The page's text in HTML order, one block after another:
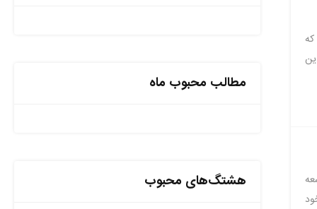
این
مطالب محبوب ماه
هشتگ‌های محبوب